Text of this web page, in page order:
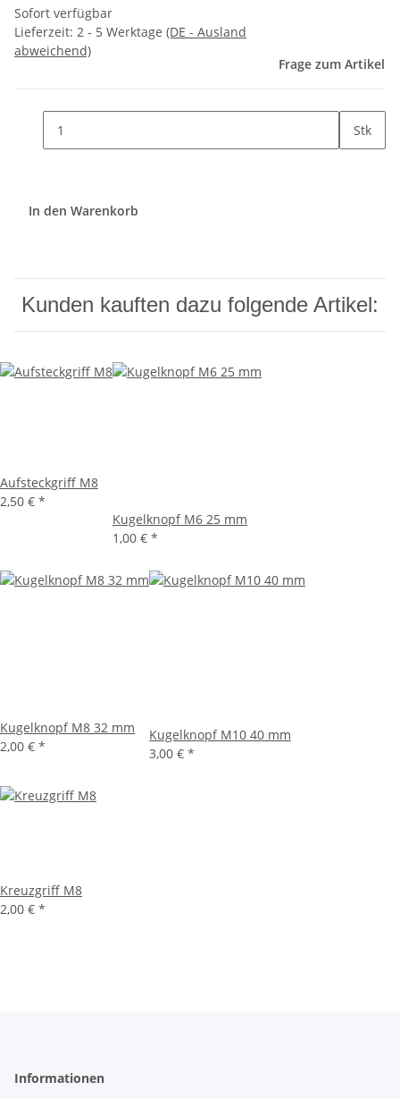
Sofort verfügbar
Lieferzeit: 2 - 5 Werktage (DE - Ausland
abweichend)
Frage zum Artikel
Stk
In den Warenkorb
Kunden kauften dazu folgende Artikel:
Aufsteckgriff M8
2,50 € *
Kugelknopf M6 25 mm
1,00 € *
Kugelknopf M8 32 mm
2,00 € *
Kugelknopf M10 40 mm
3,00 € *
Kreuzgriff M8
2,00 € *
Informationen